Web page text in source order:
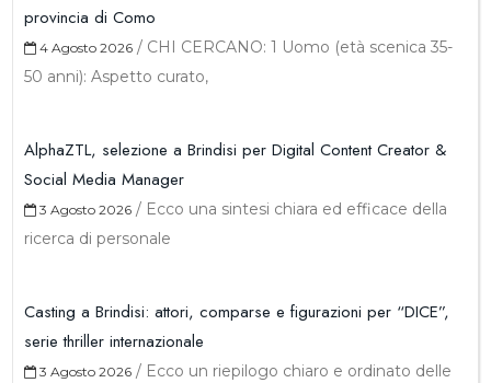
provincia di Como
4 Agosto 2026 / CHI CERCANO: 1 Uomo (età scenica 35-
50 anni): Aspetto curato,
AlphaZTL, selezione a Brindisi per Digital Content Creator &
Social Media Manager
3 Agosto 2026 / Ecco una sintesi chiara ed efficace della
ricerca di personale
Casting a Brindisi: attori, comparse e figurazioni per “DICE”,
serie thriller internazionale
3 Agosto 2026 / Ecco un riepilogo chiaro e ordinato delle